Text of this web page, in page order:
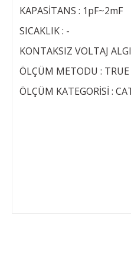
KAPASİTANS : 1pF~2mF
SICAKLIK : -
KONTAKSIZ VOLTAJ
ÖLÇÜM METODU : TRUE
ÖLÇÜM KATEGORİSİ :